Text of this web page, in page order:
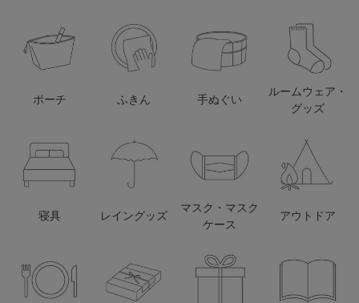
検索
ポーチ ふきん 手ぬぐい
ルームウェア・
グッズ
寝具 レイングッズ
マスク・マスク
ケース
アウトドア